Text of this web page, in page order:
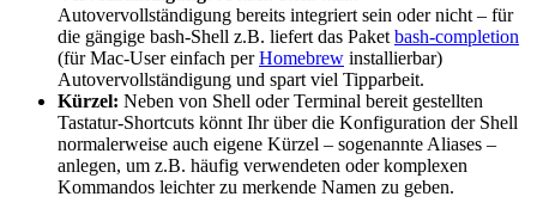
Autovervollständigung bereits integriert sein oder nicht – für
die gängige bash-Shell z.B. liefert das Paket bash-completion
(für Mac-User einfach perHomebrew installierbar)
Autovervollständigung und spart viel Tipparbeit.
Kürzel: Neben von Shell oder Terminal bereit gestellten
Tastatur-Shortcuts könnt Ihr über die Konfiguration der Shell
normalerweise auch eigene Kürzel – sogenannte Aliases –
anlegen, um z.B. häufig verwendeten oder komplexen
Kommandos leichter zu merkende Namen zu geben.